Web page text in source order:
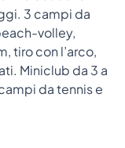
3 campi da
volley,
tiro con l’arco,
Miniclub da 3 a
da tennis e